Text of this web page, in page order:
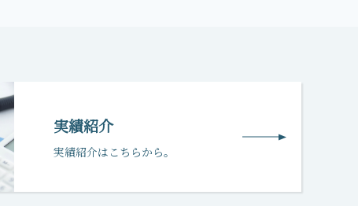
実績紹介
実績紹介はこちらから。